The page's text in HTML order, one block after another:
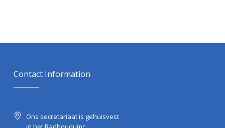
Contact Information
Ons secretariaat is gehuisvest